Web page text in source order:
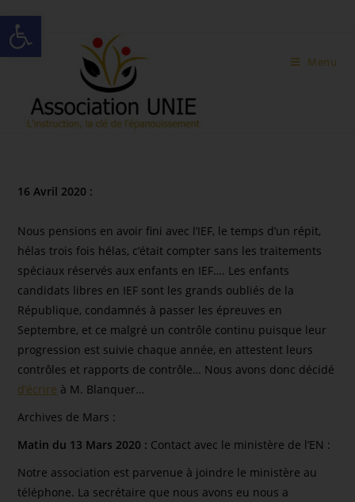
Ouvrir la barre d’outils
Menu
16 Avril 2020 :
Nous pensions en avoir fini avec l’IEF, le temps d’un répit,
hélas trois fois hélas, c’était compter sans les traitements
spéciaux réservés aux enfants en IEF…. Les enfants
candidats libres en IEF sont les grands oubliés de la
République, condamnés à passer les épreuves en
Septembre, et ce malgré un contrôle continu puisque leur
progression est suivie chaque année, en attestent leurs
contrôles et rapports de contrôle… Nous avons donc décidé
d’écrire à M. Blanquer…
Archives de Mars :
Matin du 13 Mars 2020 : Contact avec le ministère de l’EN :
Notre association est parvenue à joindre le ministère au
téléphone. La secrétaire que nous avons eu nous a